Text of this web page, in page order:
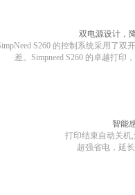
双电源设计，
S260 的控制系统采用了双
差。
Simpneed S260 的卓越打印
智能
打印结束自动关机,
超强省电，延